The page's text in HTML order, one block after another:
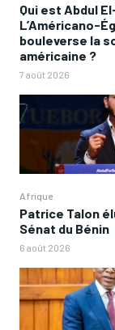
Qui est Abdul
L’Américano-
bouleverse la
américaine ?
7 août 2026
Afrique
Patrice Talon
Sénat du Bénin
6 août 2026